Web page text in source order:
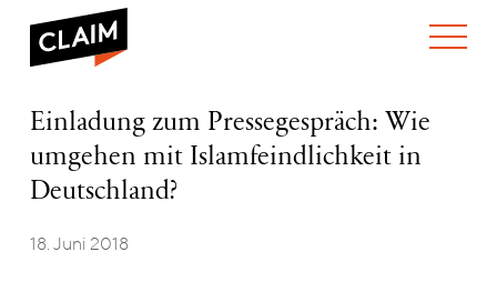
WAS WIR TUN
Einladung
Pressegespräch:
Islamfeindlichkeit
Einladung zum Pressegespräch: Wie
umgehen mit Islamfeindlichkeit in
Deutschland?
18. Juni 2018